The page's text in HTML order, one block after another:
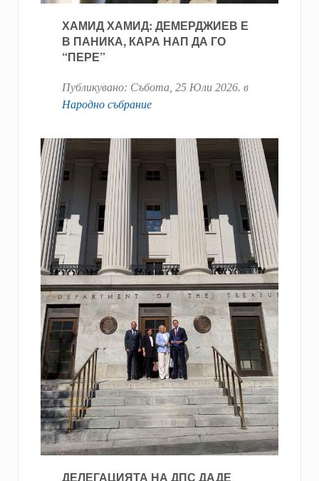
ХАМИД ХАМИД: ДЕМЕРДЖИЕВ Е
В ПАНИКА, КАРА НАП ДА ГО
“ПЕРЕ”
Публикувано: Събота, 25 Юли 2026. в
Народно събрание
ДЕЛЕГАЦИЯТА НА ДПС ДАДЕ